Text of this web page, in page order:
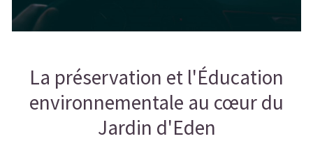
La préservation et l'Éducation
environnementale au cœur du
Jardin d'Eden